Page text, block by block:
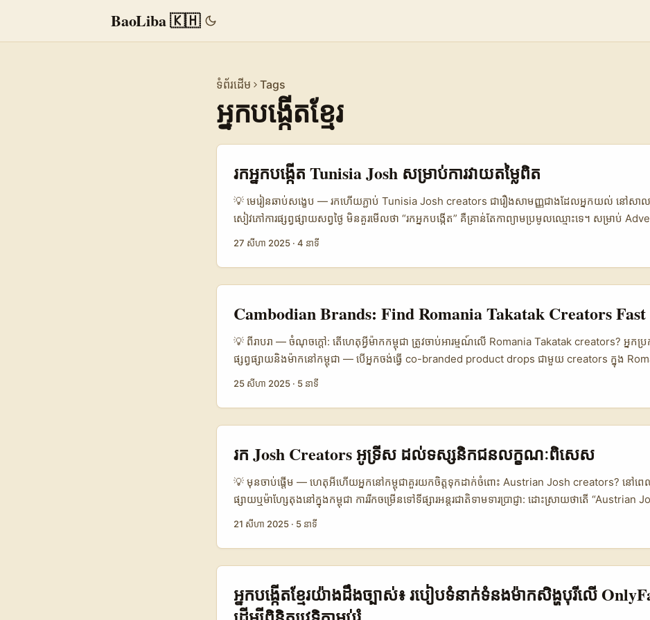
BaoLiba 🇰🇭
ទំព័រដើម Tags
អ្នកបង្កើតខ្មែរ
រកអ្នកបង្កើត Tunisia Josh សម្រាប់ការវាយតម្លៃពិត
💡 មេរៀនឆាប់សង្ខេប — រកហើយភ្ជាប់ Tunisia Josh creators ជារឿងសាមញ្ញជាងដែលអ្នកយល់ នៅសាល
សៀវភៅការផ្សព្វផ្សាយសព្វថ្ងៃ មិនគួរមើលថា “រកអ្នកបង្កើត” គឺគ្រាន់តែកាព្យាមប្រមូលឈ្មោះទេ។ សម្រាប់
កម្ពុជា ដែលចង់ទាក់ទងទៅអ្នកប្រកបដោយភាពសុទ្ធនៅ Tunisia លើវេទិកា Josh — មានទីមួយត្រូវយល់ចំពោ
ដែលមានសុញ្ញាឬ? នៅឆ្នាំ 2025 យើងឃើញពីបំណងចង់បាន “authentic reviews” កាន់តែច្រើន — ហេតុ
advertisers ត្រូវចុះចូលល្អ៖ ស្វែងរកអ្នកដែលមានទំនាក់ទំនងជាមួយទស្សនិកជន Tunisian ហើយអាចបង្ហាញ
ខេត្ត/ទីក្រុង, ភាសា, និងលទ្ធភាព cross-posting ទៅ TikTok ឬ Instagram — នេះជាកន្លែងដែលអ្នកអាចច
បញ្ចប់បាន។ យើងនឹងលៀងលើវិធីការស្វែងរកពហុជំហាន (in-app discovery, talent marketplaces,
agencies, និង event networking) — និងធ្វើវាអោយមានកម្រិតភាពអាចសិក្សាបាន និងអាចដំណើរការបា
ប្លាតហ្វોર્મដើម្បីរួមចំណូល (ដូចជា Julian Shaw នៅលើ OnlyFans ដែលបានចែករំលែកស្ថានភាពរបស់គា
York Sun)។ ...
27 សីហា 2025 · 4 នាទី
Cambodian Brands: Find Romania Takatak Creators Fast
💡 ពីរាបរា — ចំណុចក្តៅ: តើហេតុអ្វីម៉ាកកម្ពុជា ត្រូវចាប់អារម្មណ៍លើ Romania Takatak creators? អ្នកប្
ផ្សព្វផ្សាយនិងម៉ាកនៅកម្ពុជា — បើអ្នកចង់ធ្វើ co-branded product drops ជាមួយ creators ក្នុង
Takatak អ្នកកំពុងបន្តស្វែងរកចម្លើយដែលពិតប្រាកដ, សម្រួលបែបដែនការពិត និងអាចអនុវត្តបាន។ សម័យនេ
បញ្ចូលដើម្បីជួយ monetize ដោយផ្តល់ licensing, payments និង delivery ក្នុងតំណាងតែមួយ (ដូចជា
Drops ដែលលោក Garling Wu ចុះក្នុង MusicTech បានពិពណ៌នា)។ នេះបើកទ្វារ​អោយម៉ាក SMEs ពូក
branded drops កាត់ស្រួលដោយការសហការ​ជាមួយ creators ដែលមាន niche ថ្មីៗ។ បញ្ហាក៏មានដែរ — ភ
វប្បធម៌, និង local platform use-cases គឺជាចំណុចធំនៅពេល connect អ្នកបង្កើត Romania ជាមួយម៉ា
ការ hooks របស់គ្នាត្រូវតែឆ្លើយតបទៅនឹង audience ទាំងពីរ: មិនមែនត្រឹម viral moment ទេ តែត្រូវបង្ក
ច្រើនដើម្បីរក្សា value និង conversion។ នេះសម្រាប់អត្ថបទនេះ — ខ្ញុំនឹងចែកបច្ចេកទេសពាក់ព័ន្ធ
របស់ Colossal) — និងឧទាហរណ៍អាចអនុវត្តបានសម្រាប់ម៉ាកនៅកម្ពុជា។ ...
25 សីហា 2025 · 5 នាទី
រក Josh Creators អូទ្រីស ដល់ទស្សនិកជនលក្ខណៈពិសេស
💡 មុនចាប់ផ្តើម — ហេតុអីហើយអ្នកនៅកម្ពុជាគួរយកចិត្តទុកដាក់ចំពោះ Austrian Josh creators? នៅពេ
ផ្សាយឬម៉ាហ្សែតុងនៅក្នុងកម្ពុជា ការរីកចម្រើនទៅទីផ្សារអន្តរជាតិទាមទារប្រាជ្ញា: ដោះស្រាយថាតើ “Austrian
creators” មានអ្វីពិសេស, តើពួកគេទាក់ទាញថ្នាក់ទស្សនិកជនណា, ហើយតើអ្នកអាចចូលរួមដោយវិធីណា។ រឿង
audience (ចំណង់ចំណូលចិត្តពិសេស) ដែលអាចបង្កើត conversion និង brand affinity បាន។ ករណី
Shaw ដែលបានបញ្ជាក់ក្នុង New York Sun បង្ហាញពីរបៀបដែលអ្នកបង្កើតមាតិកអាចបម្លែងជីវិតដោយផ្លាស់
platform ថ្មីៗ។ Shaw ទម្លើយថា OnlyFans ជួយគាត់ឈានដល់ប្រាក់ចំណូលខ្លះដែលមិនធ្លាប់មាន មុននេះគាត់
personal trainer ហើយបានខ្ចីប្រាក់ប័ណ្ណក្រេឌីតច្រើន — នេះជាឧទាហរណ៍សំខាន់បង្ហាញថា creators និច្ច
21 សីហា 2025 · 5 នាទី
អ្នកបង្កើតខ្មែរយ៉ាងដឹងច្បាស់៖ របៀបទំនាក់ទំនងម៉ាកសិង្ហបុរីលើ